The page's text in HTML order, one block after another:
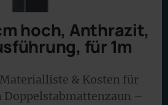
hoch, Anthrazit,
für 1m
& Kosten für
Doppelstabmattenzaun –